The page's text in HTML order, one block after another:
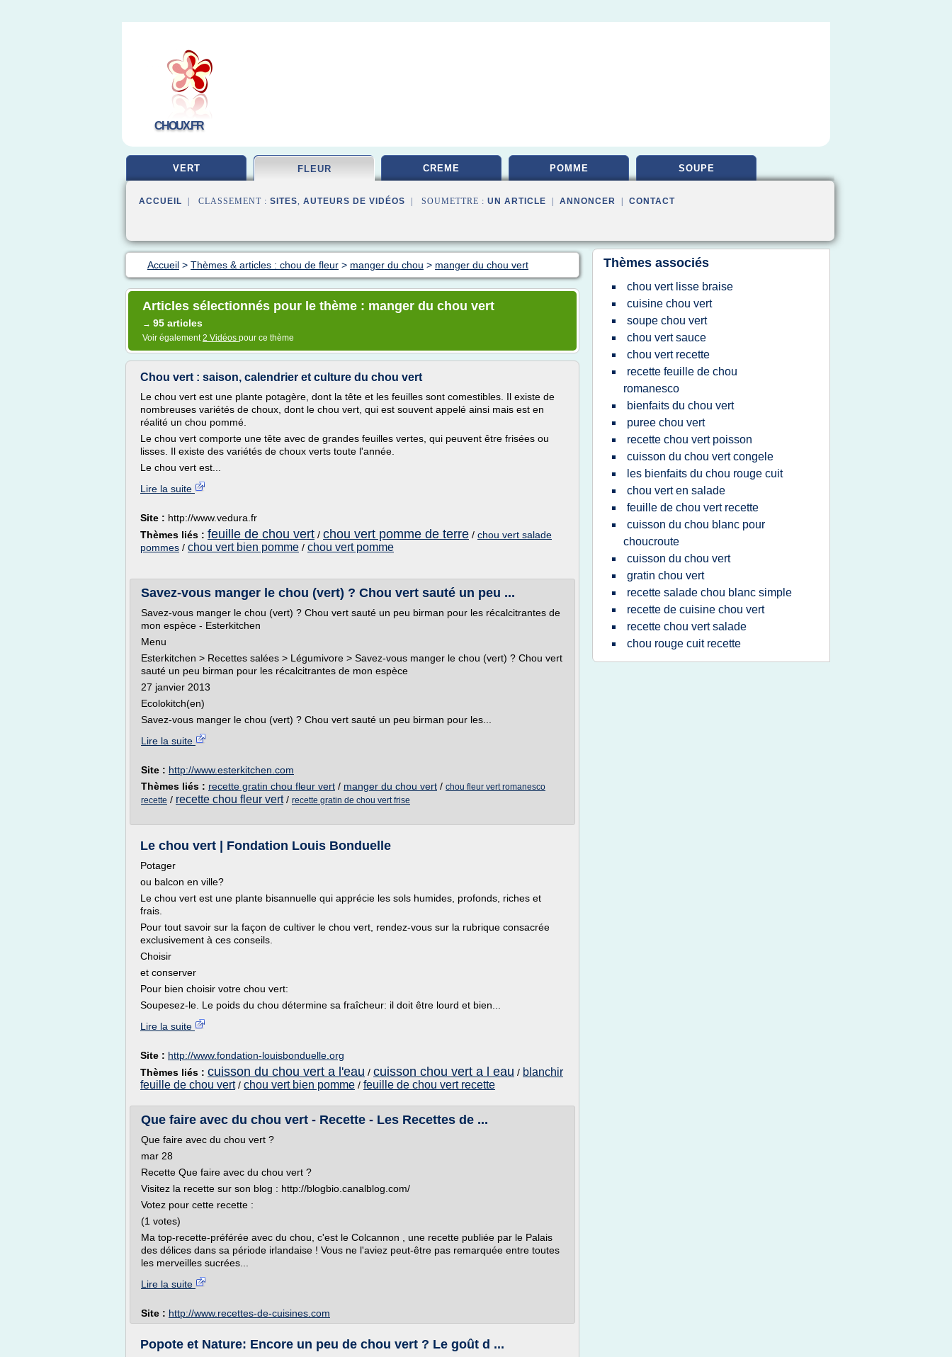
CHOUX.FR
VERT FLEUR CREME POMME SOUPE
ACCUEIL | CLASSEMENT : SITES, AUTEURS DE VIDÉOS | SOUMETTRE : UN ARTICLE ANNONCER CONTACT
Accueil > Thèmes & articles : chou de fleur > manger du chou > manger du chou vert
Articles sélectionnés pour le thème : manger du chou vert
→ 95 articles
Voir également2 Vidéos pour ce thème
Chou vert : saison, calendrier et culture du chou vert
Le chou vert est une plante potagère, dont la tête et les feuilles sont comestibles. Il existe de
nombreuses variétés de choux, dont le chou vert, qui est souvent appelé ainsi mais est en
réalité un chou pommé.
Le chou vert comporte une tête avec de grandes feuilles vertes, qui peuvent être frisées ou
lisses. Il existe des variétés de choux verts toute l'année.
Le chou vert est...
Lire la suite
Site : http://www.vedura.fr
Thèmes liés : feuille de chou vert / chou vert pomme de terre / chou vert salade
pommes / chou vert bien pomme / chou vert pomme
Savez-vous manger le chou (vert) ? Chou vert sauté un peu ...
Savez-vous manger le chou (vert) ? Chou vert sauté un peu birman pour les récalcitrantes de
mon espèce - Esterkitchen
Menu
Esterkitchen > Recettes salées > Légumivore > Savez-vous manger le chou (vert) ? Chou vert
sauté un peu birman pour les récalcitrantes de mon espèce
27 janvier 2013
Ecolokitch(en)
Savez-vous manger le chou (vert) ? Chou vert sauté un peu birman pour les...
Lire la suite
Site : http://www.esterkitchen.com
Thèmes liés : recette gratin chou fleur vert / manger du chou vert / chou fleur vert romanesco
recette / recette chou fleur vert/ recette gratin de chou vert frise
Le chou vert | Fondation Louis Bonduelle
Potager
ou balcon en ville?
Le chou vert est une plante bisannuelle qui apprécie les sols humides, profonds, riches et
frais.
Pour tout savoir sur la façon de cultiver le chou vert, rendez-vous sur la rubrique consacrée
exclusivement à ces conseils.
Choisir
et conserver
Pour bien choisir votre chou vert:
Soupesez-le. Le poids du chou détermine sa fraîcheur: il doit être lourd et bien...
Lire la suite
Site : http://www.fondation-louisbonduelle.org
Thèmes liés : cuisson du chou vert a l'eau / cuisson chou vert a l eau / blanchir
feuille de chou vert/ chou vert bien pomme / feuille de chou vert recette
Que faire avec du chou vert - Recette - Les Recettes de ...
Que faire avec du chou vert ?
mar 28
Recette Que faire avec du chou vert ?
Visitez la recette sur son blog : http://blogbio.canalblog.com/
Votez pour cette recette :
(1 votes)
Ma top-recette-préférée avec du chou, c'est le Colcannon , une recette publiée par le Palais
des délices dans sa période irlandaise ! Vous ne l'aviez peut-être pas remarquée entre toutes
les merveilles sucrées...
Lire la suite
Site : http://www.recettes-de-cuisines.com
Popote et Nature: Encore un peu de chou vert ? Le goût d ...
Thèmes associés
chou vert lisse braise
cuisine chou vert
soupe chou vert
chou vert sauce
chou vert recette
recette feuille de chou
romanesco
bienfaits du chou vert
puree chou vert
recette chou vert poisson
cuisson du chou vert congele
les bienfaits du chou rouge cuit
chou vert en salade
feuille de chou vert recette
cuisson du chou blanc pour
choucroute
cuisson du chou vert
gratin chou vert
recette salade chou blanc simple
recette de cuisine chou vert
recette chou vert salade
chou rouge cuit recette